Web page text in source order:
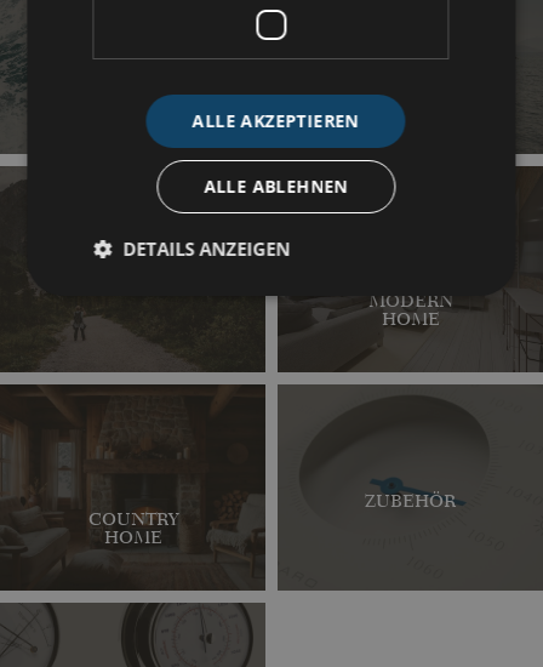
EXZELLENZ
MODERN
HOME
COUNTRY
HOME
ZUBEHÖR
ALLE AKZEPTIEREN
ALLE ABLEHNEN
DETAILS ANZEIGEN